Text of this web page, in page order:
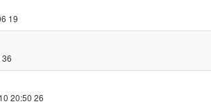
19
20:50 26